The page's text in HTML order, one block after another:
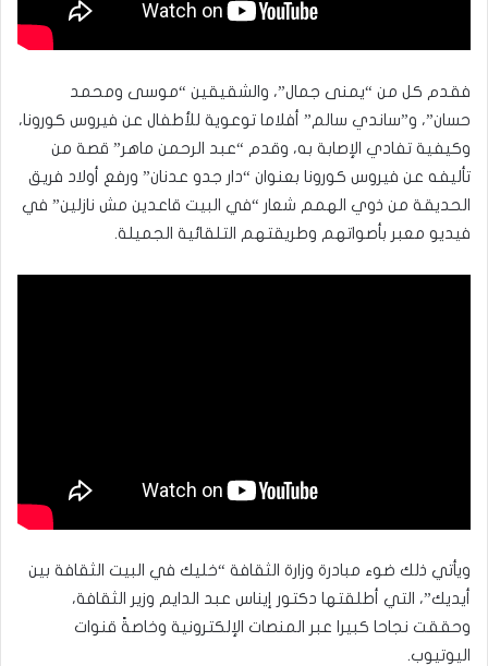
فقدم كل من “يمنى جمال”، والشقيقين “موسى ومحمد
حسان”، و”ساندي سالم” أفلاما توعوية للأطفال عن فيروس كورونا،
وكيفية تفادي الإصابة به، وقدم “عبد الرحمن ماهر” قصة من
تأليفه عن فيروس كورونا بعنوان “دار جدو عدنان” ورفع أولاد فريق
الحديقة من ذوي الهمم شعار “في البيت قاعدين مش نازلين” في
فيديو معبر بأصواتهم وطريقتهم التلقائية الجميلة.
ويأتي ذلك ضوء مبادرة وزارة الثقافة “خليك في البيت الثقافة بين
أيديك”، التي أطلقتها دكتور إيناس عبد الدايم وزير الثقافة،
وحققت نجاحا كبيرا عبر المنصات الإلكترونية وخاصةً قنوات
اليوتيوب.